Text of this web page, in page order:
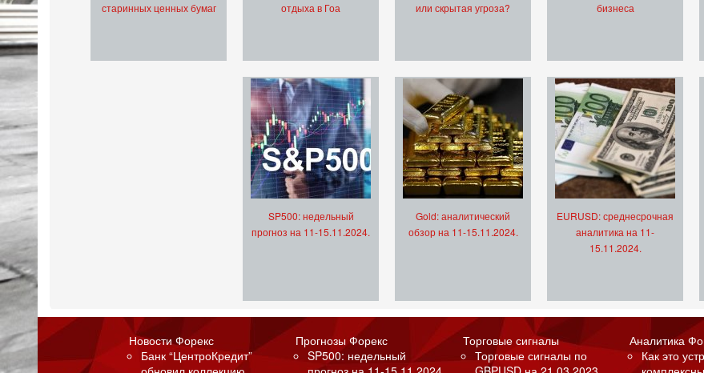
старинных ценных бумаг
отдыха в Гоа
или скрытая угроза?
бизнеса
SP500: недельный
прогноз на 11-15.11.2024.
Gold: аналитический
обзор на 11-15.11.2024.
EURUSD: среднесрочная
аналитика на 11-
15.11.2024.
Новости Форекс
Банк “ЦентроКредит”
Прогнозы Форекс
SP500: недельный
Торговые сигналы
Торговые сигналы по
Аналитика
Как это